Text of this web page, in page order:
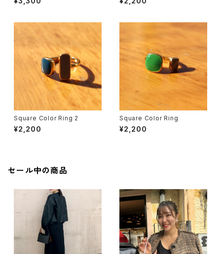
Square Color Ring 2
¥2,200
Square Color Ring
¥2,200
セール中の商品